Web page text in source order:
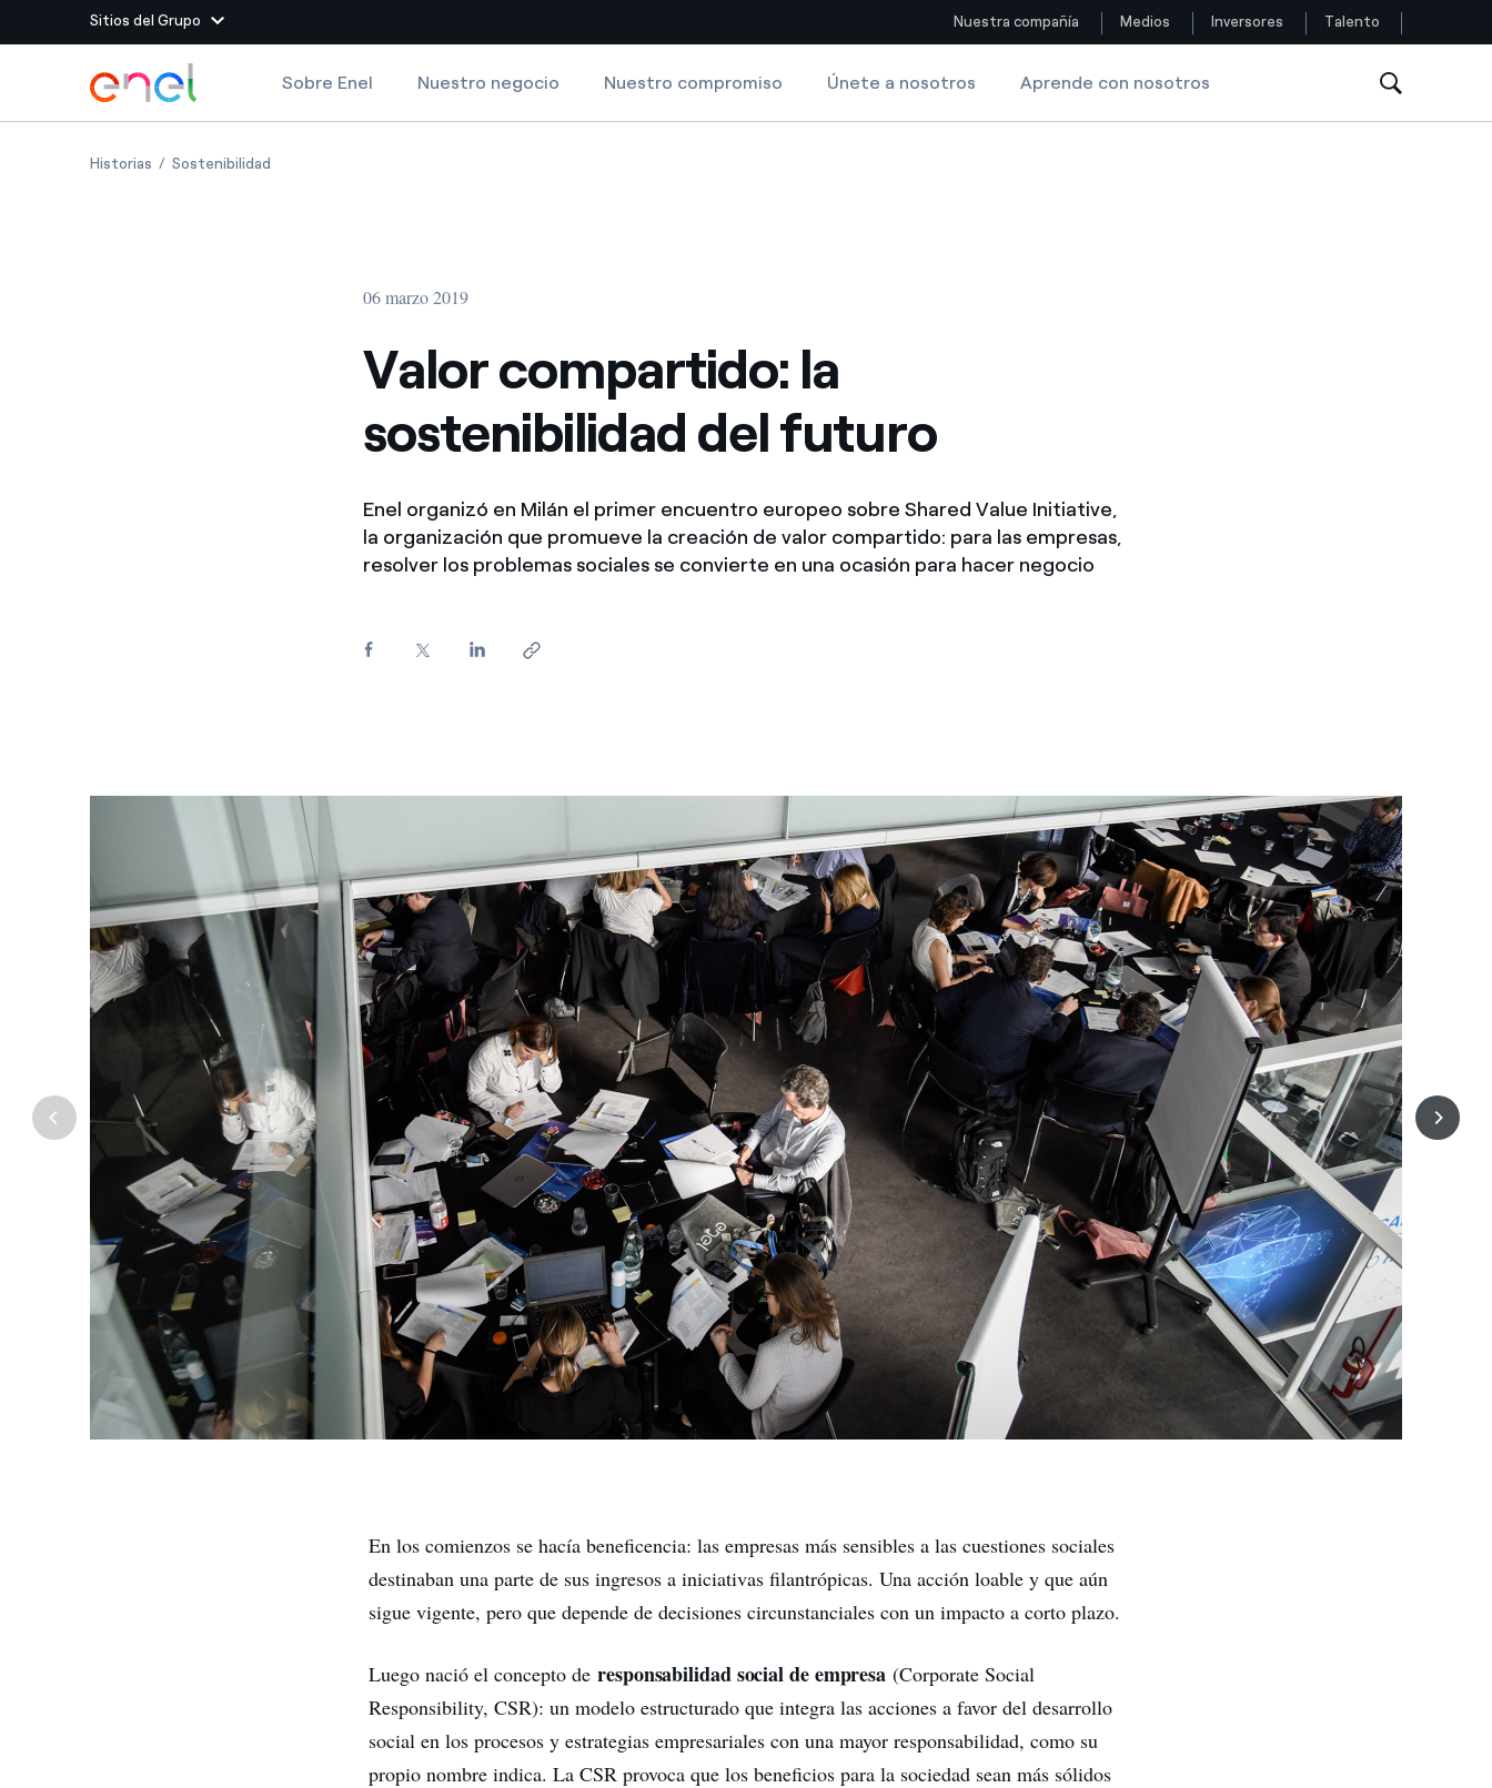
Sitios del Grupo
Sitios del Grupo
Innovability® para impulsar el futuro
Maximizamos la creación de valor gracias a la
relación con nuestros proveedores
Apoyamos las iniciativas de las ONG
Formas de denunciar por infracción de nuestras
Sitios del país
Colombia
Iberia
México
Norteamérica
Siga con nosotros
Dirígete al contenido principal
Nuestra compañía Medios Inversores Talento
Sobre Enel Nuestro negocio Nuestro compromiso Únete a nosotros Aprende con nosotros
HistoriasValor compartido: la sostenibilidad del futuro
Sostenibilidad
06 marzo 2019
Valor compartido: la
sostenibilidad del futuro
Enel organizó en Milán el primer encuentro europeo sobre Shared Value Initiative,
la organización que promueve la creación de valor compartido: para las empresas,
resolver los problemas sociales se convierte en una ocasión para hacer negocio
En los comienzos se hacía beneficencia: las empresas más sensibles a las cuestiones sociales
destinaban una parte de sus ingresos a iniciativas filantrópicas. Una acción loable y que aún
sigue vigente, pero que depende de decisiones circunstanciales con un impacto a corto plazo.
Luego nació el concepto deresponsabilidad social de empresa (Corporate Social
Responsibility, CSR): un modelo estructurado que integra las acciones a favor del desarrollo
social en los procesos y estrategias empresariales con una mayor responsabilidad, como su
propio nombre indica. La CSR provoca que los beneficios para la sociedad sean más sólidos